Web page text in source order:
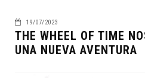
19/07/2023
THE WHEEL OF TIME
UNA NUEVA AVENTURA